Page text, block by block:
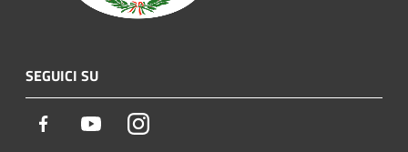
SEGUICI SU
Facebook YoutubeInstagram